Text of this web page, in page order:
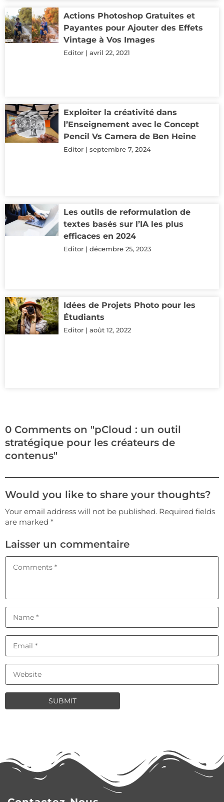
Actions Photoshop Gratuites et
Payantes pour Ajouter des Effets
Vintage à Vos Images
Editor avril 22, 2021
Exploiter la créativité dans
l’Enseignement avec le Concept
Pencil Vs Camera de Ben Heine
Editor septembre 7, 2024
Les outils de reformulation de
textes basés sur l’IA les plus
efficaces en 2024
Editor décembre 25, 2023
Idées de Projets Photo pour les
Étudiants
Editor août 12, 2022
0 Comments on "pCloud : un outil
stratégique pour les créateurs de
contenus"
Would you like to share your thoughts?
Your email address will not be published. Required fields
are marked *
Laisser un commentaire